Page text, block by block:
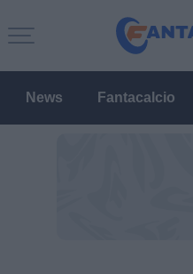
News Fantacalcio